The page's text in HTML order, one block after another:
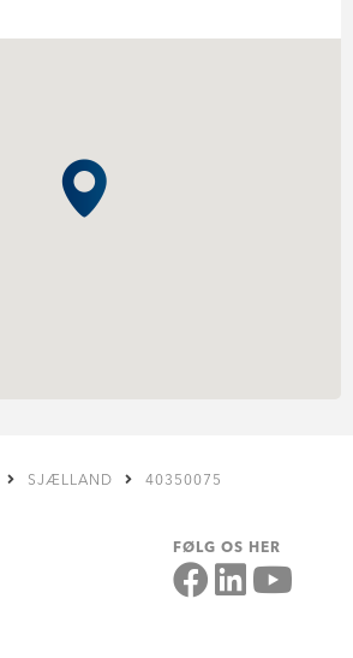
SJÆLLAND 40350075
FØLG OS HER